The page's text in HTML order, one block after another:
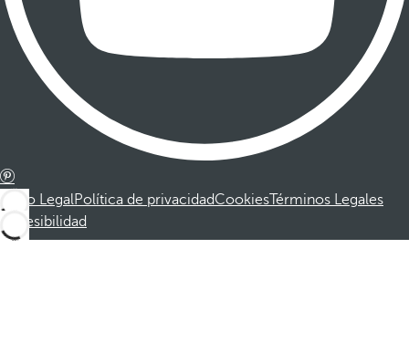
Aviso LegalPolítica de privacidadCookiesTérminos Legales
Accesibilidad